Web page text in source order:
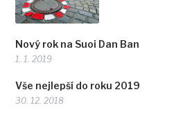
Nový rok na Suoi Dan Ban
1. 1. 2019
Vše nejlepší do roku 2019
30. 12. 2018